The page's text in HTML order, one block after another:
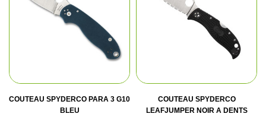
COUTEAU SPYDERCO PARA 3 G10
BLEU
COUTEAU SPYDERCO
LEAFJUMPER NOIR A DENTS